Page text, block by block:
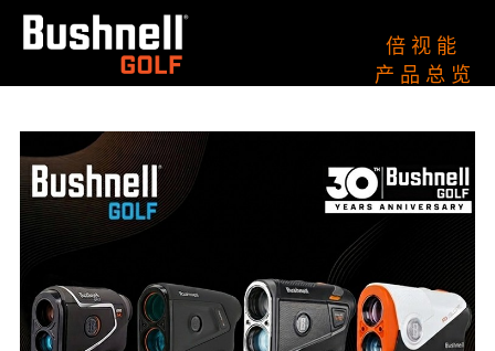
倍 视 能
产 品 总 览